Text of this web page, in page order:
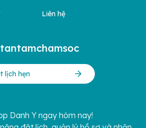
Liên hệ
lịch hẹn
Danh Y ngay hôm nay!